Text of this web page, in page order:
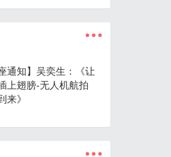
...
通知】吴奕生：《让
上翅膀-无人机航拍
来》
...